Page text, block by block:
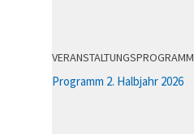
VERANSTALTUNGSPROGRAMM
Programm 2. Halbjahr 2026